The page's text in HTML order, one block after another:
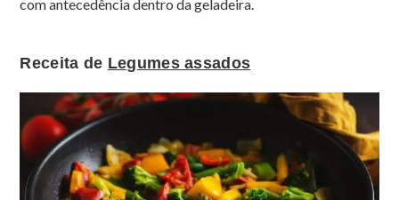
com antecedência dentro da geladeira.
Receita de Legumes assados